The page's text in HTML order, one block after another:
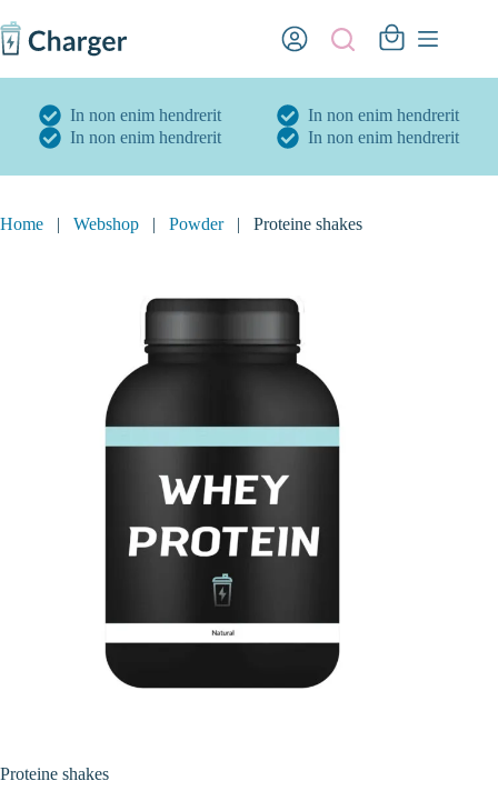
naar
de
Winkelwagen
In non enim hendrerit
In non enim hendrerit
In non enim hendrerit
In non enim hendrerit
Home | Webshop | Powder| Proteine shakes
Proteine shakes